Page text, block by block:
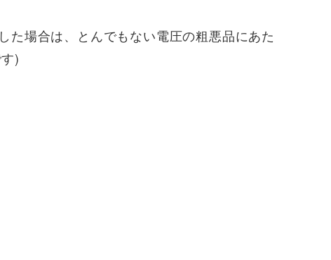
た場合は、とんでもない電圧の粗悪品にあた
)